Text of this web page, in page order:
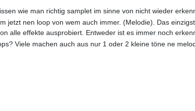
wie man richtig samplet im sinne von nicht wieder
jetzt nen loop von wem auch immer. (Melodie). Das
alle effekte ausprobiert. Entweder ist es immer noch
Viele machen auch aus nur 1 oder 2 kleine töne ne